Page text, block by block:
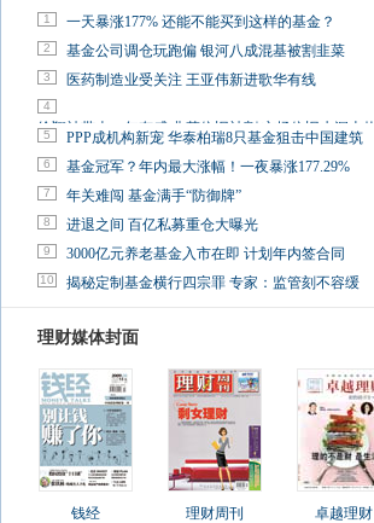
1 一天暴涨177% 还能不能买到这样的基金？
2 基金公司调仓玩跑偏 银河八成混基被割韭菜
3 医药制造业受关注 王亚伟新进歌华有线
4
徐翔被带走一年有感:韭菜依旧被割 市场依旧水深火热
5 PPP成机构新宠 华泰柏瑞8只基金狙击中国建筑
6 基金冠军？年内最大涨幅！一夜暴涨177.29%
7 年关难闯 基金满手“防御牌”
8 进退之间 百亿私募重仓大曝光
9 3000亿元养老基金入市在即 计划年内签合同
10 揭秘定制基金横行四宗罪 专家：监管刻不容缓
理财媒体封面
钱经 理财周刊 卓越理财